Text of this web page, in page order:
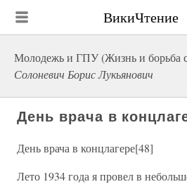
ВикиЧтение
Молодежь и ГПУ (Жизнь и борьба
Солоневич Борис Лукьянович
День врача в
День врача в концлагере[48]
Лето 1934 года я провел в